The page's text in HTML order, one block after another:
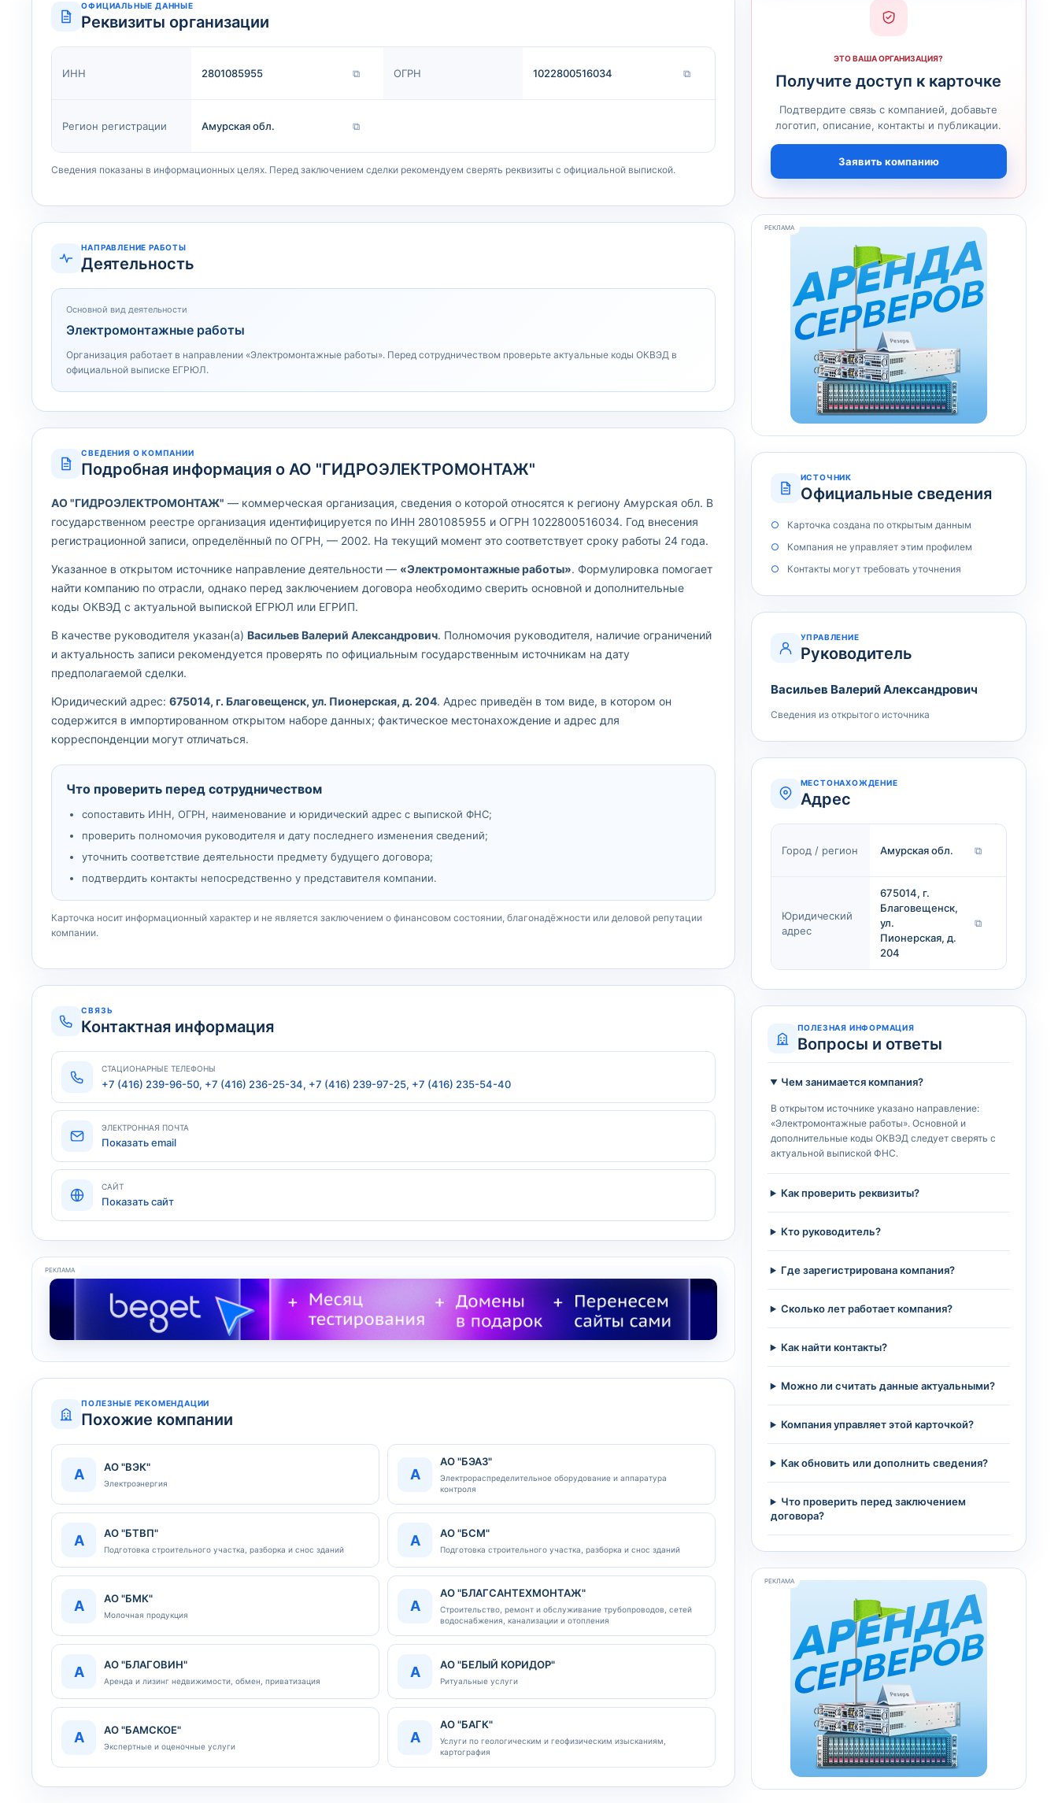
ОФИЦИАЛЬНЫЕ ДАННЫЕ
Реквизиты организации
ИНН 2801085955 ⧉ ОГРН 1022800516034 ⧉
Регион регистрации Амурская обл. ⧉
Сведения показаны в информационных целях. Перед заключением сделки рекомендуем сверять реквизиты с официальной выпиской.
НАПРАВЛЕНИЕ РАБОТЫ
Деятельность
Основной вид деятельности
Электромонтажные работы
Организация работает в направлении «Электромонтажные работы». Перед сотрудничеством проверьте актуальные коды ОКВЭД в
официальной выписке ЕГРЮЛ.
СВЕДЕНИЯ О КОМПАНИИ
Подробная информация о АО "ГИДРОЭЛЕКТРОМОНТАЖ"
АО "ГИДРОЭЛЕКТРОМОНТАЖ" — коммерческая организация, сведения о которой относятся к региону Амурская обл. В
государственном реестре организация идентифицируется по ИНН 2801085955 и ОГРН 1022800516034. Год внесения
регистрационной записи, определённый по ОГРН, — 2002. На текущий момент это соответствует сроку работы 24 года.
Указанное в открытом источнике направление деятельности — «Электромонтажные работы». Формулировка помогает
найти компанию по отрасли, однако перед заключением договора необходимо сверить основной и дополнительные
коды ОКВЭД с актуальной выпиской ЕГРЮЛ или ЕГРИП.
В качестве руководителя указан(а)Васильев Валерий Александрович. Полномочия руководителя, наличие ограничений
и актуальность записи рекомендуется проверять по официальным государственным источникам на дату
предполагаемой сделки.
Юридический адрес:675014, г. Благовещенск, ул. Пионерская, д. 204. Адрес приведён в том виде, в котором он
содержится в импортированном открытом наборе данных; фактическое местонахождение и адрес для
корреспонденции могут отличаться.
Что проверить перед сотрудничеством
сопоставить ИНН, ОГРН, наименование и юридический адрес с выпиской ФНС;
проверить полномочия руководителя и дату последнего изменения сведений;
уточнить соответствие деятельности предмету будущего договора;
подтвердить контакты непосредственно у представителя компании.
Карточка носит информационный характер и не является заключением о финансовом состоянии, благонадёжности или деловой репутации
компании.
СВЯЗЬ
Контактная информация
СТАЦИОНАРНЫЕ ТЕЛЕФОНЫ
+7 (416) 239-96-50, +7 (416) 236-25-34, +7 (416) 239-97-25, +7 (416) 235-54-40
ЭЛЕКТРОННАЯ ПОЧТА
Показать email
САЙТ
Показать сайт
РЕКЛАМА
ПОЛЕЗНЫЕ РЕКОМЕНДАЦИИ
Похожие компании
А АО "ВЭК"
Электроэнергия
А
АО "БЭАЗ"
Электрораспределительное оборудование и аппаратура
контроля
А АО "БТВП"
Подготовка строительного участка, разборка и снос зданий
А АО "БСМ"
Подготовка строительного участка, разборка и снос зданий
А АО "БМК"
Молочная продукция
А
АО "БЛАГСАНТЕХМОНТАЖ"
Строительство, ремонт и обслуживание трубопроводов, сетей
водоснабжения, канализации и отопления
А АО "БЛАГОВИН"
Аренда и лизинг недвижимости, обмен, приватизация
А АО "БЕЛЫЙ КОРИДОР"
Ритуальные услуги
А АО "БАМСКОЕ"
Экспертные и оценочные услуги
А
АО "БАГК"
Услуги по геологическим и геофизическим изысканиям,
картография
ЭТО ВАША ОРГАНИЗАЦИЯ?
Получите доступ к карточке
Подтвердите связь с компанией, добавьте
логотип, описание, контакты и публикации.
Заявить компанию
РЕКЛАМА
ИСТОЧНИК
Официальные сведения
Карточка создана по открытым данным
Компания не управляет этим профилем
Контакты могут требовать уточнения
УПРАВЛЕНИЕ
Руководитель
Васильев Валерий Александрович
Сведения из открытого источника
МЕСТОНАХОЖДЕНИЕ
Адрес
Город / регион Амурская обл. ⧉
Юридический
адрес
675014, г.
Благовещенск,
ул.
Пионерская, д.
204
⧉
ПОЛЕЗНАЯ ИНФОРМАЦИЯ
Вопросы и ответы
Чем занимается компания?
В открытом источнике указано направление:
«Электромонтажные работы». Основной и
дополнительные коды ОКВЭД следует сверять с
актуальной выпиской ФНС.
Как проверить реквизиты?
Кто руководитель?
Где зарегистрирована компания?
Сколько лет работает компания?
Как найти контакты?
Можно ли считать данные актуальными?
Компания управляет этой карточкой?
Как обновить или дополнить сведения?
Что проверить перед заключением
договора?
РЕКЛАМА